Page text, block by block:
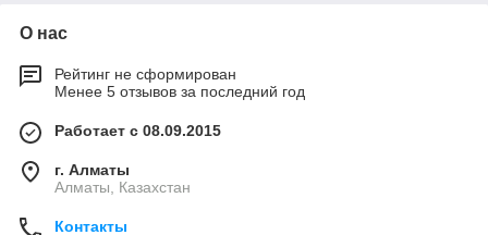
О нас
Рейтинг не сформирован
Менее 5 отзывов за последний год
Работает с 08.09.2015
г. Алматы
Алматы, Казахстан
Контакты